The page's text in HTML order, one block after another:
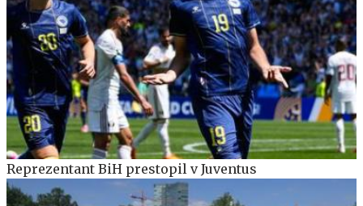
Reprezentant BiH prestopil v Juventus